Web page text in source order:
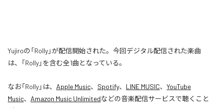
Yujiroの「Rolly」が配信開始された。今回デジタル配信された楽曲
は、「Rolly」を含む全1曲となっている。
なお「Rolly」は、 Apple Music、 Spotify、 LINE MUSIC、 YouTube
Music、 Amazon Music Unlimitedなどの音楽配信サービスで聴くこと